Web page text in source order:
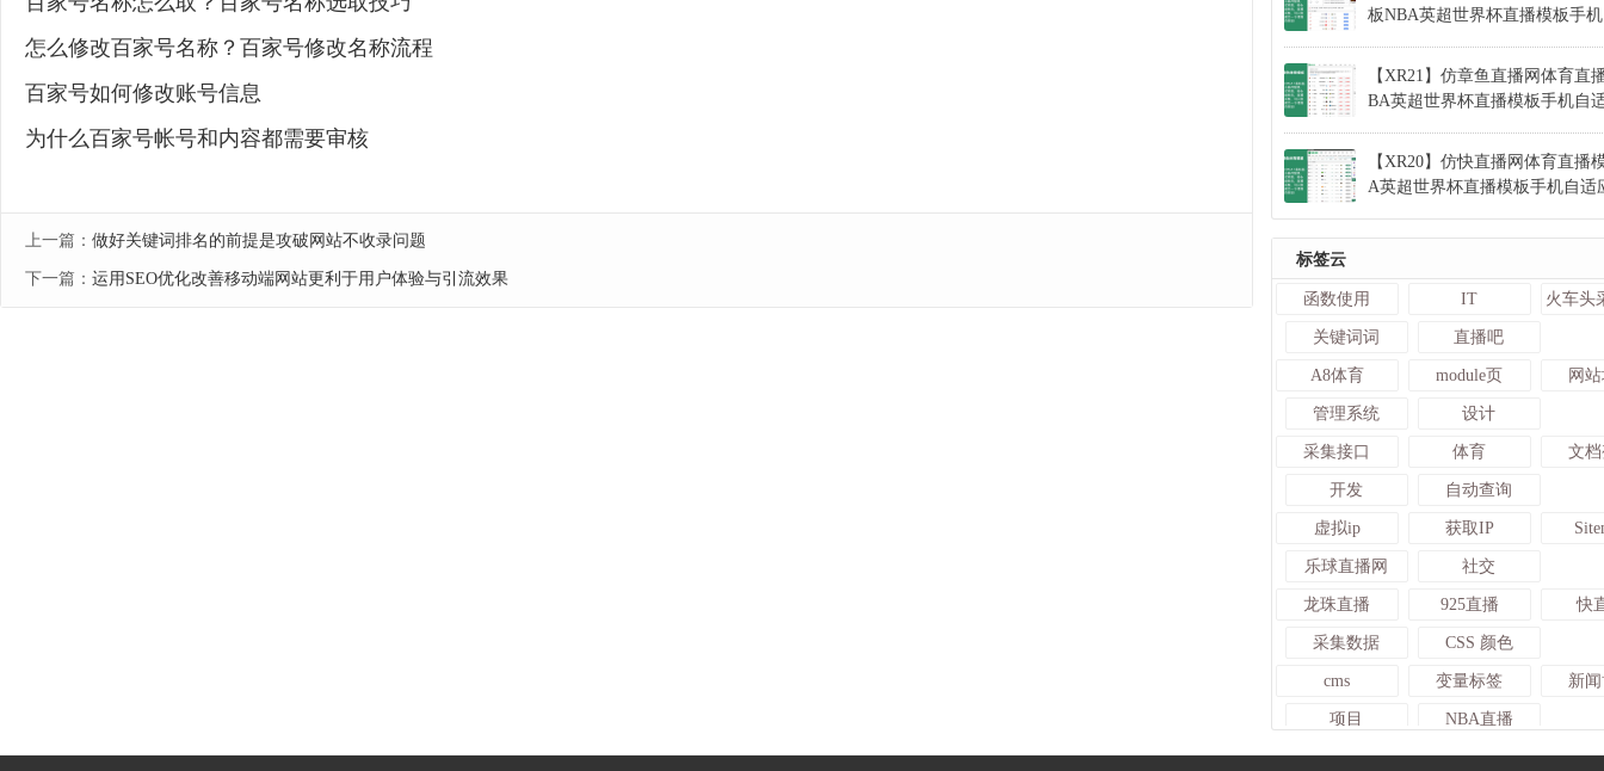
怎么修改百家号名称？百家号修改名称流程
百家号如何修改账号信息
为什么百家号帐号和内容都需要审核
上一篇： 做好关键词排名的前提是攻破网站不收录问题
下一篇： 运用SEO优化改善移动端网站更利于用户体验与引流效果
板NBA英超世界杯直播模板手
【XR21】仿章鱼直播网体育直
BA英超世界杯直播模板手机自
【XR20】仿快直播网体育直播
A英超世界杯直播模板手机自适
标签云
函数使用 IT
关键词词 直播吧
A8体育 module页 网
管理系统 设计
采集接口 体育 文
开发 自动查询
虚拟ip 获取IP
乐球直播网 社交
龙珠直播 925直播 快
采集数据 CSS 颜色
cms 变量标签 新
项目 NBA直播
TAG标签 颜色变量 IP